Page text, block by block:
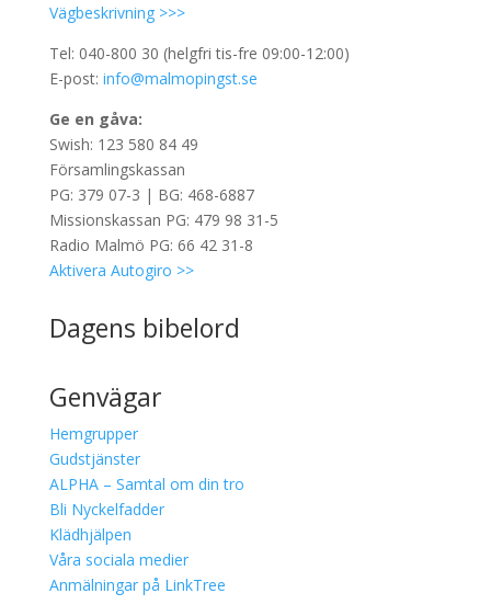
Vägbeskrivning >>>
Tel: 040-800 30 (helgfri tis-fre 09:00-12:00)
E-post: info@malmopingst.se
Ge en gåva:
Swish: 123 580 84 49
Församlingskassan
PG: 379 07-3 | BG: 468-6887
Missionskassan PG: 479 98 31-5
Radio Malmö PG: 66 42 31-8
Aktivera Autogiro >>
Dagens bibelord
Genvägar
Hemgrupper
Gudstjänster
ALPHA – Samtal om din tro
Bli Nyckelfadder
Klädhjälpen
Våra sociala medier
Anmälningar på LinkTree